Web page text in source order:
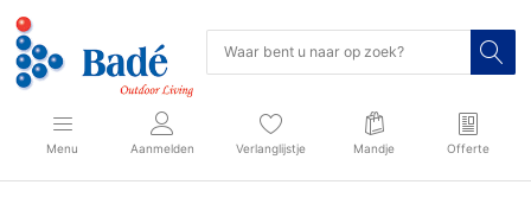
Menu Aanmelden Verlanglijstje Mandje Offerte